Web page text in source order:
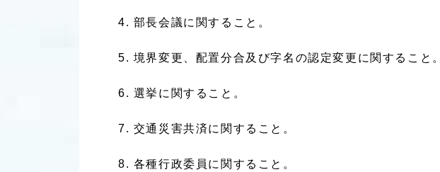
部長会議に関すること。
境界変更、配置分合及び字名の認定変更に関すること。
選挙に関すること。
交通災害共済に関すること。
各種行政委員に関すること。